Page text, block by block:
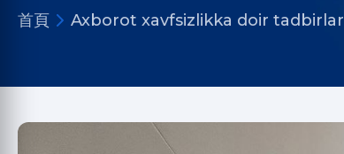
首頁 Axborot xavfsizlikka doir tadbirlar